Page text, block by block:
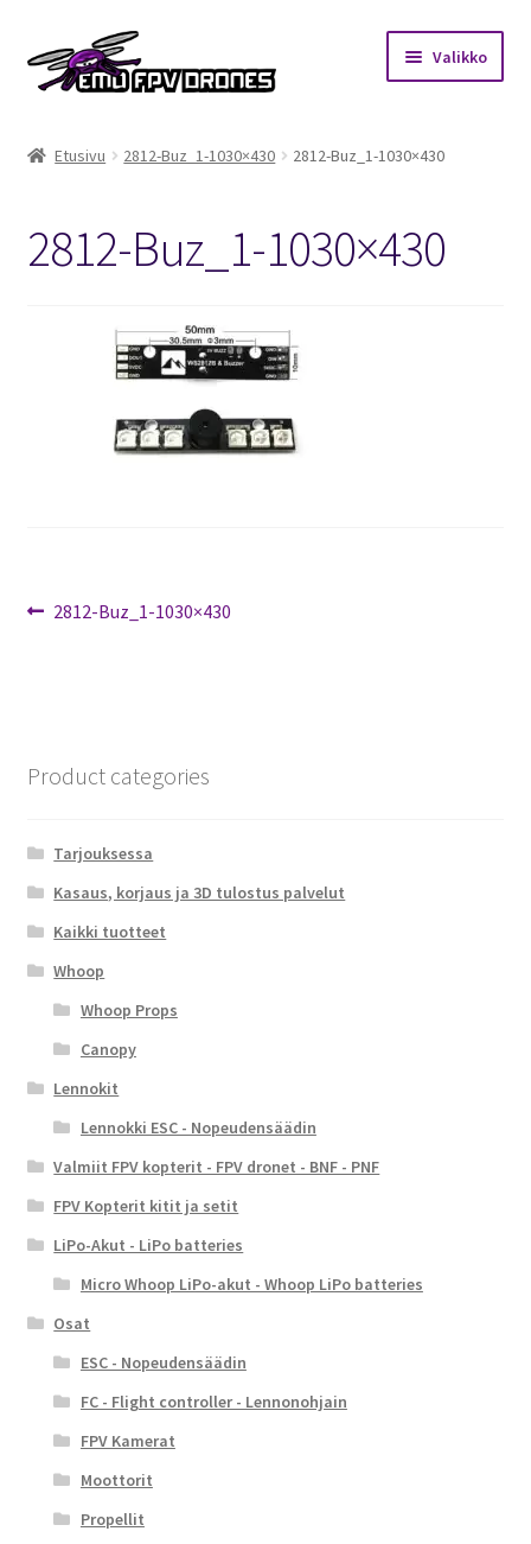
Siirry
navigointiin
Siirry
sisältöön
Valikko
Kuukausihaaste
Mitä on FPV?
Oma tili
Yhteystiedot
Etusivu 2812-Buz_1-1030×430 2812-Buz_1-1030×430
2812-Buz_1-1030×430
Artikkelien
Edellinen
2812-Buz_1-1030×430
Product categories
Tarjouksessa
Kasaus, korjaus ja 3D tulostus palvelut
Kaikki tuotteet
Whoop
Whoop Props
Canopy
Lennokit
Lennokki ESC - Nopeudensäädin
Valmiit FPV kopterit - FPV dronet - BNF - PNF
FPV Kopterit kitit ja setit
LiPo-Akut - LiPo batteries
Micro Whoop LiPo-akut - Whoop LiPo batteries
Osat
ESC - Nopeudensäädin
FC - Flight controller - Lennonohjain
FPV Kamerat
Moottorit
Propellit